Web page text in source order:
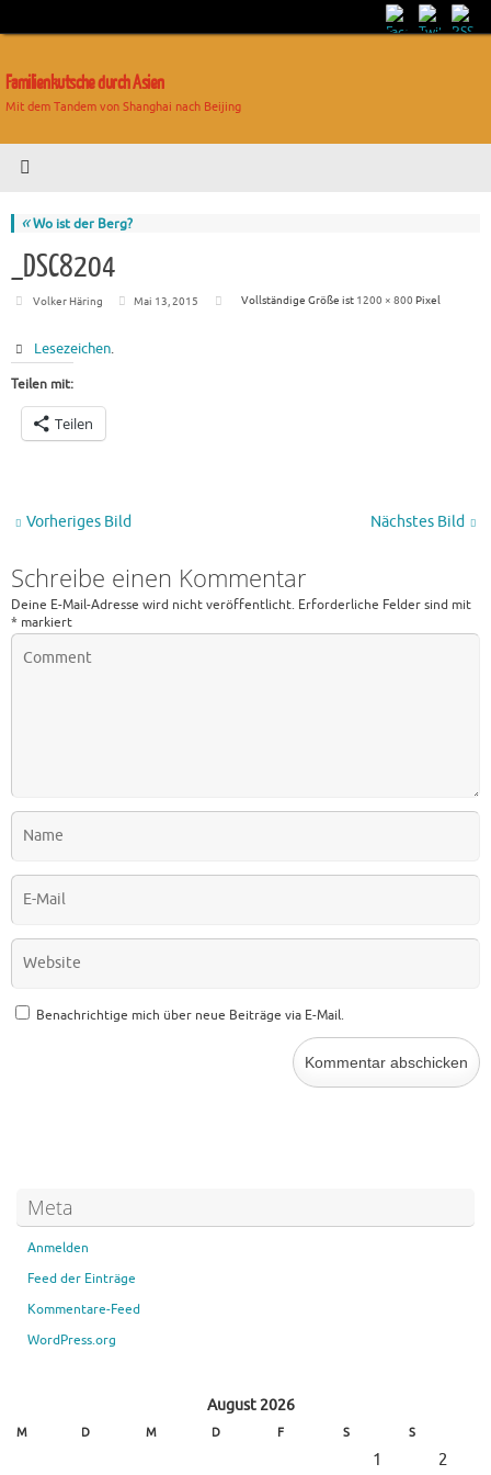
Familienkutsche durch Asien
Mit dem Tandem von Shanghai nach Beijing
«Wo ist der Berg?
_DSC8204
Volker Häring Mai 13, 2015 Vollständige Größe ist 1200 × 800 Pixel
Lesezeichen.
Teilen mit:
Teilen
Vorheriges Bild Nächstes Bild
Schreibe einen Kommentar
Deine E-Mail-Adresse wird nicht veröffentlicht. Erforderliche Felder sind mit
* markiert
Benachrichtige mich über neue Beiträge via E-Mail.
Meta
Anmelden
Feed der Einträge
Kommentare-Feed
WordPress.org
August 2026
M D M D F S S
1 2